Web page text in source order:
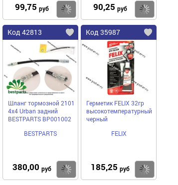
99,75 руб Купить
90,25 руб
Код 42813
Шланг тормозной 2101
4x4 Urban задний
BESTPARTS BP001002
BESTPARTS
380,00 руб Купить
Код 35987
Герметик FELIX 32гр
высокотемпературный
черный
FELIX
185,25 руб